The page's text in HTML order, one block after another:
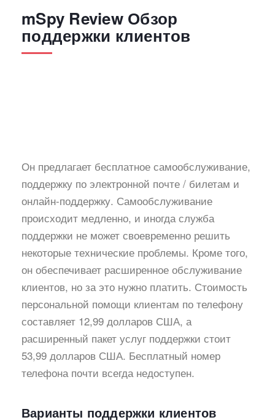
mSpy Review Обзор
поддержки клиентов
Он предлагает бесплатное самообслуживание,
поддержку по электронной почте / билетам и
онлайн-поддержку. Самообслуживание
происходит медленно, и иногда служба
поддержки не может своевременно решить
некоторые технические проблемы. Кроме того,
он обеспечивает расширенное обслуживание
клиентов, но за это нужно платить. Стоимость
персональной помощи клиентам по телефону
составляет 12,99 долларов США, а
расширенный пакет услуг поддержки стоит
53,99 долларов США. Бесплатный номер
телефона почти всегда недоступен.
Варианты поддержки клиентов